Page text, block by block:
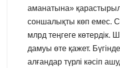
аманатына»
соншалықты көп емес.
млрд теңгеге көтердік.
дамуы өте қажет.
алғандар түрлі кәсіп